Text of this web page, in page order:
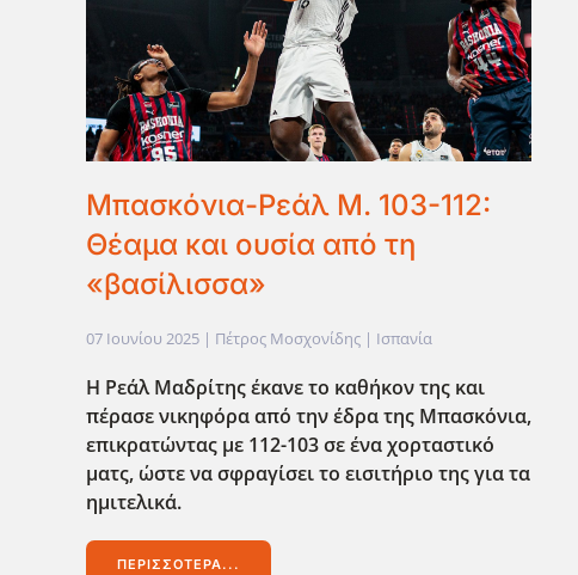
Μπασκόνια-Ρεάλ Μ. 103-112:
Θέαμα και ουσία από τη
«βασίλισσα»
07 Ιουνίου 2025 | Πέτρος Μοσχονίδης | Ισπανία
Η Ρεάλ Μαδρίτης έκανε το καθήκον της και
πέρασε νικηφόρα από την έδρα της Μπασκόνια,
επικρατώντας με 112-103 σε ένα χορταστικό
ματς, ώστε να σφραγίσει το εισιτήριο της για τα
ημιτελικά.
ΠΕΡΙΣΣΌΤΕΡΑ...